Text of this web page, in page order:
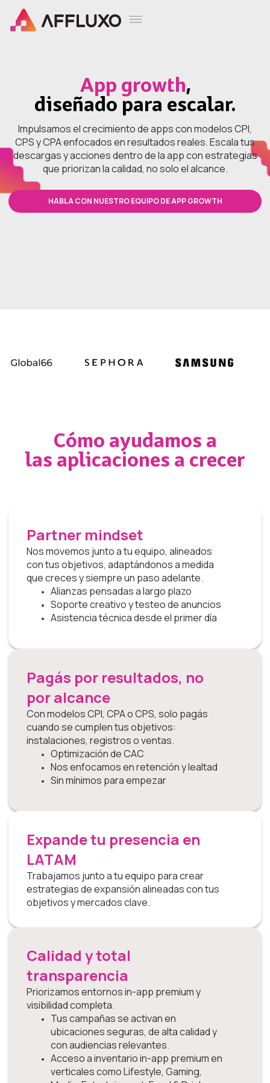
App growth,
diseñado para escalar.
Impulsamos el crecimiento de apps con modelos CPI,
CPS y CPA enfocados en resultados reales. Escala tus
descargas y acciones dentro de la app con estrategias
que priorizan la calidad, no solo el alcance.
HABLA CON NUESTRO EQUIPO DE APP GROWTH
Cómo ayudamos a
las aplicaciones a crecer
Partner mindset
Nos movemos junto a tu equipo, alineados
con tus objetivos, adaptándonos a medida
que creces y siempre un paso adelante.
Alianzas pensadas a largo plazo
Soporte creativo y testeo de anuncios
Asistencia técnica desde el primer día
Pagás por resultados, no
por alcance
Con modelos CPI, CPA o CPS, solo pagás
cuando se cumplen tus objetivos:
instalaciones, registros o ventas.
Optimización de CAC
Nos enfocamos en retención y lealtad
Sin mínimos para empezar
Expande tu presencia en
LATAM
Trabajamos junto a tu equipo para crear
estrategias de expansión alineadas con tus
objetivos y mercados clave.
Calidad y total
transparencia
Priorizamos entornos in-app premium y
visibilidad completa.
Tus campañas se activan en
ubicaciones seguras, de alta calidad y
con audiencias relevantes.
Acceso a inventario in-app premium en
verticales como Lifestyle, Gaming,